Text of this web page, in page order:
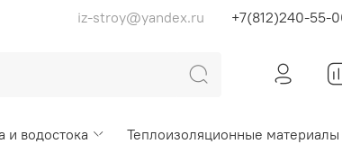
iz-stroy@yandex.ru +7(812)240-55-
и водостока
Теплоизоляционные материалы